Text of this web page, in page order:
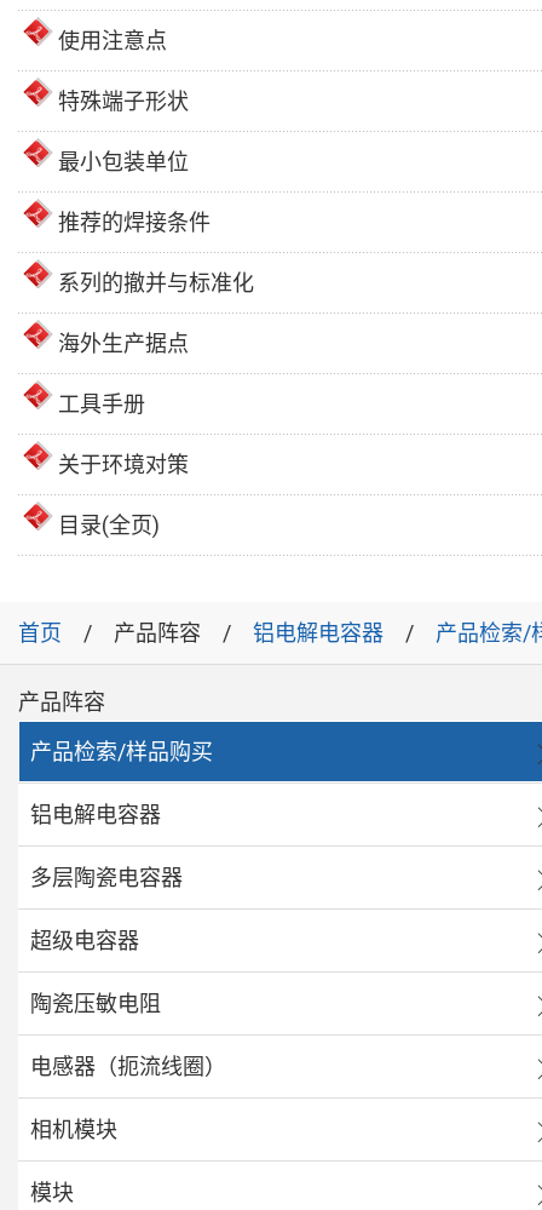
使用注意点
特殊端子形状
最小包装单位
推荐的焊接条件
系列的撤并与标准化
海外生产据点
工具手册
关于环境对策
目录(全页)
首页 产品阵容 铝电解电容器 产品检索/
产品阵容
产品检索/样品购买
铝电解电容器
多层陶瓷电容器
超级电容器
陶瓷压敏电阻
电感器（扼流线圈）
相机模块
模块